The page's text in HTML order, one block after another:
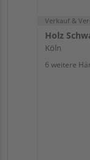
Verkauf &
Holz
Köln
6 weitere